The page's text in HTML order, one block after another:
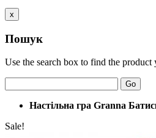
x
Пошук
Use the search box to find the
Go
Настільна гра Granna
Sale!